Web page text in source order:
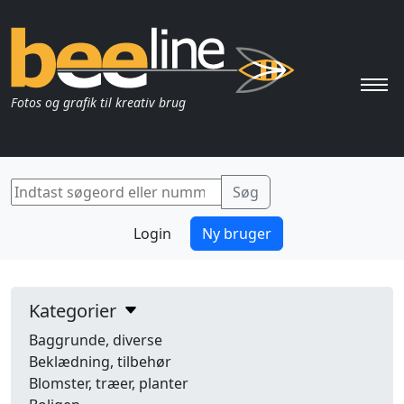
Fotos og grafik til kreativ brug
Login Ny bruger
Kategorier
Baggrunde, diverse
Beklædning, tilbehør
Blomster, træer, planter